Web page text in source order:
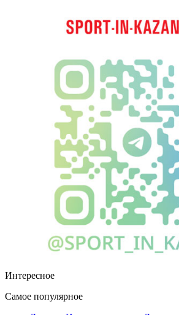
Интересное
Самое популярное